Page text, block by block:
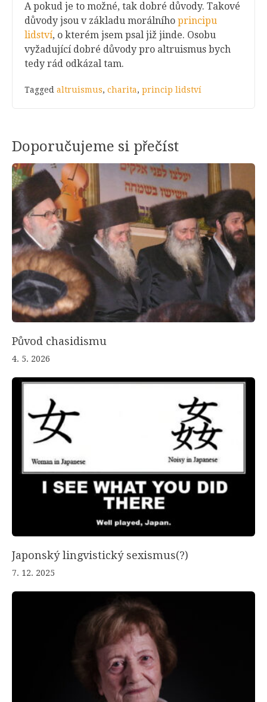
A pokud je to možné, tak dobré důvody. Takové
důvody jsou v základu morálního principu
lidství, o kterém jsem psal již jinde. Osobu
vyžadující dobré důvody pro altruismus bych
tedy rád odkázal tam.
Tagged altruismus, charita, princip lidství
Doporučujeme si přečíst
Původ chasidismu
4. 5. 2026
Japonský lingvistický sexismus(?)
7. 12. 2025